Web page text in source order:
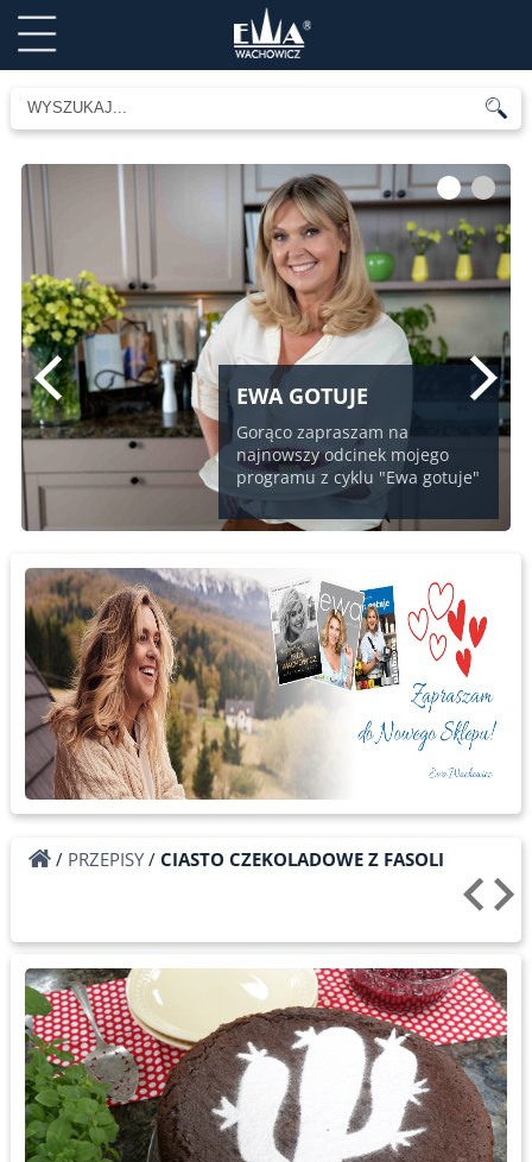
EWA GOTUJE
Gorąco zapraszam na
najnowszy odcinek mojego
programu z cyklu "Ewa gotuje"
1 2
/ PRZEPISY/ CIASTO CZEKOLADOWE Z FASOLI